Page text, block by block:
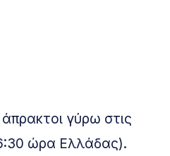
γύρω στις
ώρα Ελλάδας).